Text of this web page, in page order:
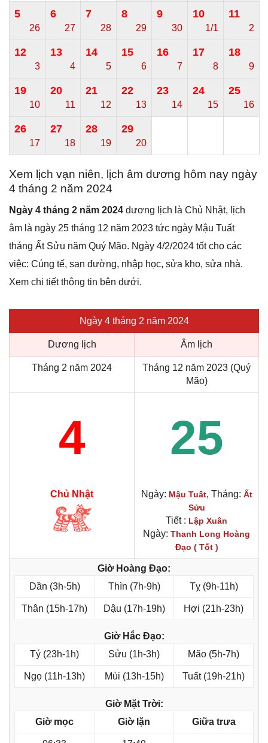
5
26
6
27
7
28
8
29
9
30
10
1/1
11
2
12
3
13
4
14
5
15
6
16
7
17
8
18
9
19
10
20
11
21
12
22
13
23
14
24
15
25
16
26
17
27
18
28
19
29
20
Xem lịch vạn niên, lịch âm dương hôm nay ngày
4 tháng 2 năm 2024
Ngày 4 tháng 2 năm 2024 dương lịch là Chủ Nhật, lịch
âm là ngày 25 tháng 12 năm 2023 tức ngày Mậu Tuất
tháng Ất Sửu năm Quý Mão. Ngày 4/2/2024 tốt cho các
việc: Cúng tế, san đường, nhập học, sửa kho, sửa nhà.
Xem chi tiết thông tin bên dưới.
Ngày 4 tháng 2 năm 2024
Dương lịch Âm lịch
Tháng 2 năm 2024
Tháng 12 năm 2023 (Quý
Mão)
4 25
Chủ Nhật Ngày: Mậu Tuất, Tháng: Ất
Sửu
Tiết : Lập Xuân
Ngày: Thanh Long Hoàng
Đạo ( Tốt )
Giờ Hoàng Đạo:
Dần (3h-5h)
Thìn (7h-9h) Tỵ (9h-11h)
Thân (15h-17h) Dậu (17h-19h) Hợi (21h-23h)
Giờ Hắc Đạo:
Tý (23h-1h)
Sửu (1h-3h) Mão (5h-7h)
Ngọ (11h-13h) Mùi (13h-15h) Tuất (19h-21h)
Giờ Mặt Trời:
Giờ mọc
Giờ lặn Giữa trưa